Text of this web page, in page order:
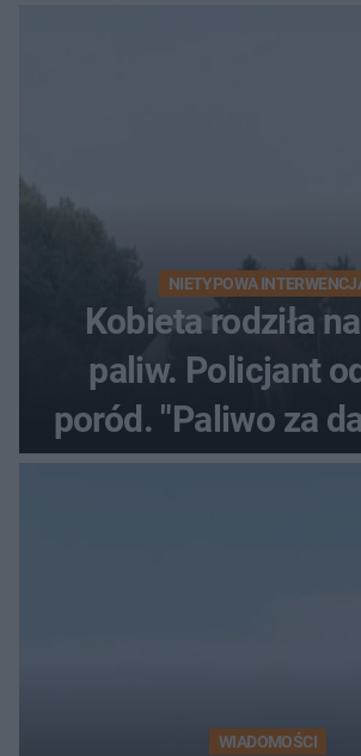
NIETYPOWA
Kobieta rodziła
paliw. Policjant
poród. "Paliwo za
50 %!"
WIADOMOŚCI